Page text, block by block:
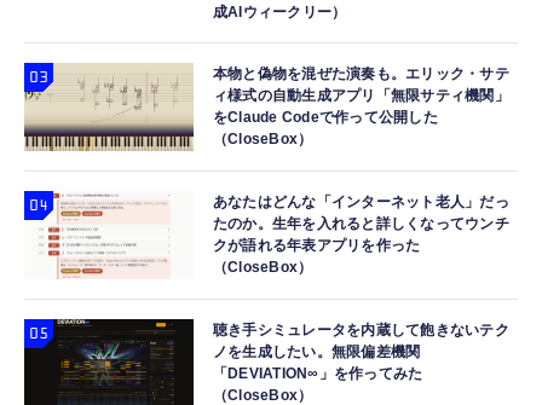
成AIウィークリー）
本物と偽物を混ぜた演奏も。エリック・サテ
ィ様式の自動生成アプリ「無限サティ機関」
をClaude Codeで作って公開した
（CloseBox）
あなたはどんな「インターネット老人」だっ
たのか。生年を入れると詳しくなってウンチ
クが語れる年表アプリを作った
（CloseBox）
聴き手シミュレータを内蔵して飽きないテク
ノを生成したい。無限偏差機関
「DEVIATION∞」を作ってみた
（CloseBox）